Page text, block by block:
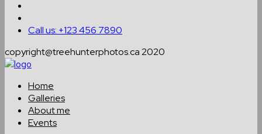
Call us: +123 456 7890
copyright@treehunterphotos.ca 2020
Home
Galleries
About me
Events